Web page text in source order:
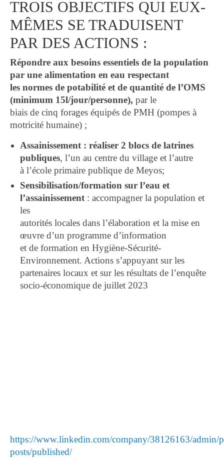
TROIS OBJECTIFS QUI EUX-
MÊMES SE TRADUISENT
PAR DES ACTIONS :
Répondre aux besoins essentiels de la population
par une alimentation en eau respectant
les normes de potabilité et de quantité de l’OMS
(minimum 15l/jour/personne), par le
biais de cinq forages équipés de PMH (pompes à
motricité humaine) ;
Assainissement : réaliser 2 blocs de latrines
publiques, l’un au centre du village et l’autre
à l’école primaire publique de Meyos;
Sensibilisation/formation sur l’eau et
l’assainissement : accompagner la population et
les
autorités locales dans l’élaboration et la mise en
œuvre d’un programme d’information
et de formation en Hygiène-Sécurité-
Environnement. Actions s’appuyant sur les
partenaires locaux et sur les résultats de l’enquête
socio-économique de juillet 2023
https://www.linkedin.com/company/38126163/admin/
posts/published/